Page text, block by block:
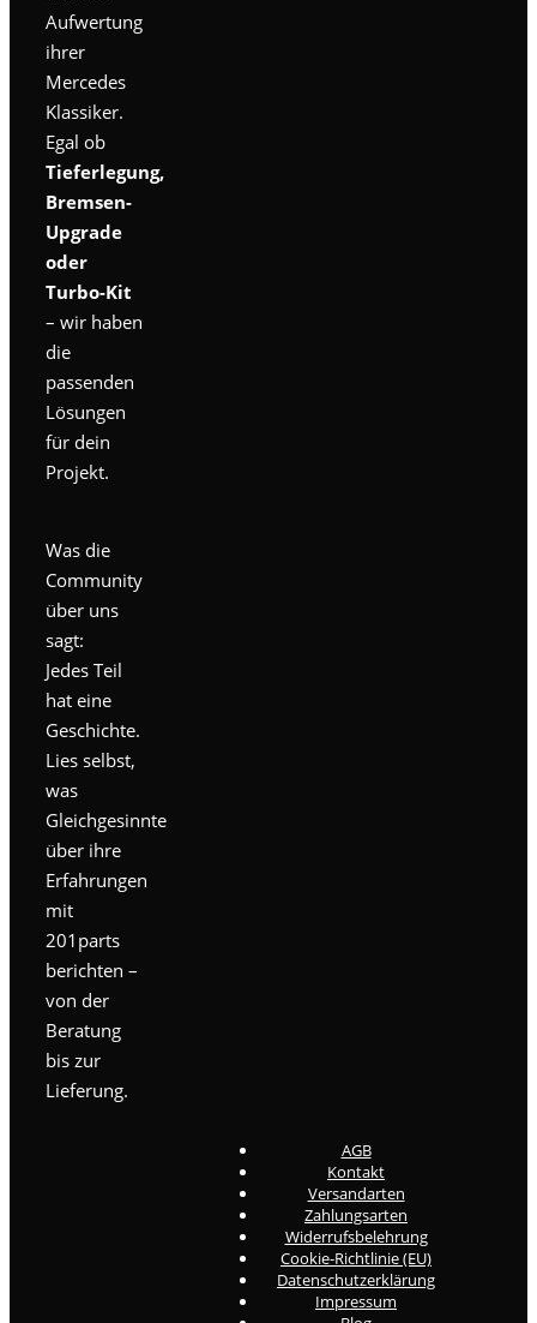
Aufwertung
ihrer
Mercedes
Klassiker.
Egal ob
Tieferlegung,
Bremsen-
Upgrade
oder
Turbo-Kit
– wir haben
die
passenden
Lösungen
für dein
Projekt.
Was die
Community
über uns
sagt:
Jedes Teil
hat eine
Geschichte.
Lies selbst,
was
Gleichgesinnte
über ihre
Erfahrungen
mit
201parts
berichten –
von der
Beratung
bis zur
Lieferung.
AGB
Kontakt
Versandarten
Zahlungsarten
Widerrufsbelehrung
Cookie-Richtlinie (EU)
Datenschutzerklärung
Impressum